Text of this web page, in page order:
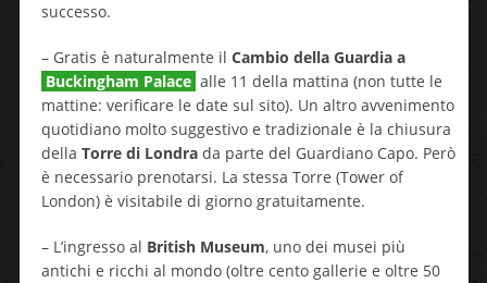
successo.
– Gratis è naturalmente il Cambio della Guardia a
Buckingham Palace alle 11 della mattina (non tutte le
mattine: verificare le date sul sito). Un altro avvenimento
quotidiano molto suggestivo e tradizionale è la chiusura
della Torre di Londrada parte del Guardiano Capo. Però
è necessario prenotarsi. La stessa Torre (Tower of
London) è visitabile di giorno gratuitamente.
– L’ingresso al British Museum, uno dei musei più
antichi e ricchi al mondo (oltre cento gallerie e oltre 50